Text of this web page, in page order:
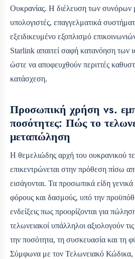
Ουκρανίας. Η διέλευση των συνόρων
υπολογιστές, επαγγελματικά
εξειδικευμένο εξοπλισμό
Starlink απαιτεί σαφή κατανόηση των
ώστε να αποφευχθούν περιττές
κατάσχεση.
Προσωπική χρήση vs.
ποσότητες: Πώς το
μεταπώληση
Η θεμελιώδης αρχή του ουκρανικού
επικεντρώνεται στην πρόθεση πίσω
εισάγονται. Τα προσωπικά είδη
φόρους και δασμούς, υπό την
ενδείξεις πως προορίζονται για
τελωνειακοί υπάλληλοι αξιολογούν
την ποσότητα, τη συσκευασία και τη
Σύμφωνα με τον Τελωνειακό Κώδικα,